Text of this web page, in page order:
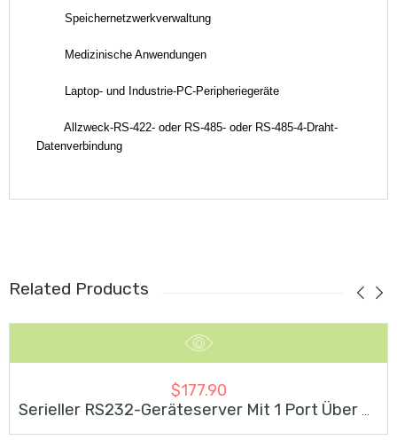
Speichernetzwerkverwaltung
Medizinische Anwendungen
Laptop- und Industrie-PC-Peripheriegeräte
Allzweck-RS-422- oder RS-485- oder RS-485-4-Draht-
Datenverbindung
Related Products
SOLD OUT
$177.90
Serieller RS232-Geräteserver Mit 1 Port Über Ethernet-PoE